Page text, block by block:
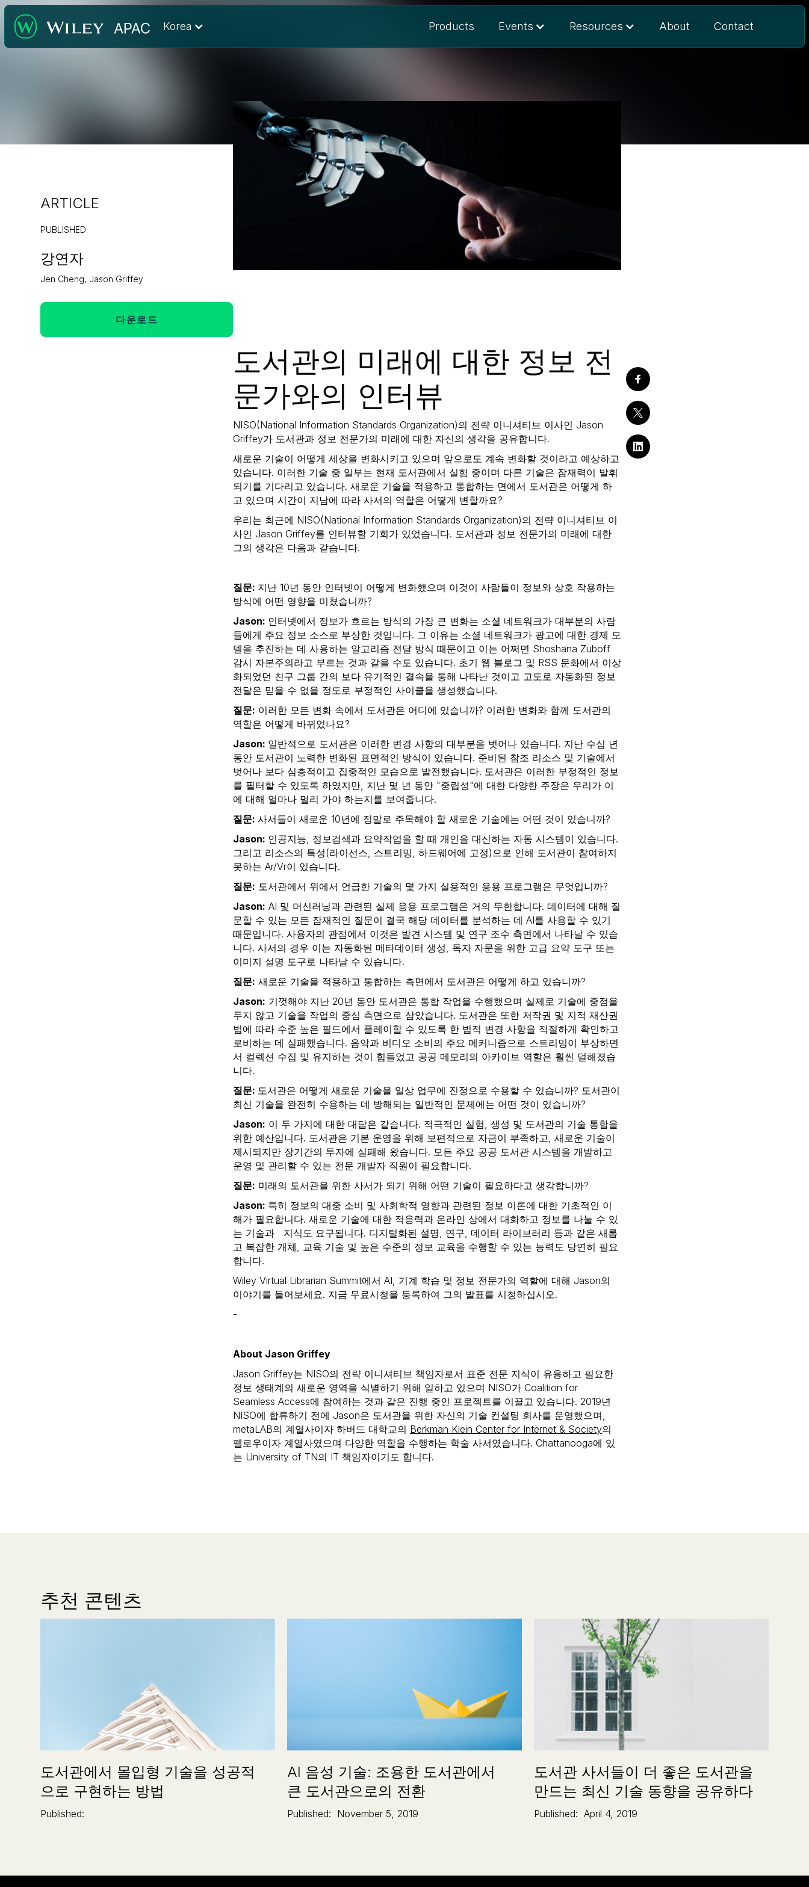
Korea Products Events Resources About Contact
ARTICLE
PUBLISHED:
강연자
Jen Cheng, Jason Griffey
다운로드
도서관의 미래에 대한 정보 전
문가와의 인터뷰
NISO(National Information Standards Organization)의 전략 이니셔티브 이사인 Jason
Griffey가 도서관과 정보 전문가의 미래에 대한 자신의 생각을 공유합니다.
새로운 기술이 어떻게 세상을 변화시키고 있으며 앞으로도 계속 변화할 것이라고 예상하고
있습니다. 이러한 기술 중 일부는 현재 도서관에서 실험 중이며 다른 기술은 잠재력이 발휘
되기를 기다리고 있습니다. 새로운 기술을 적용하고 통합하는 면에서 도서관은 어떻게 하
고 있으며 시간이 지남에 따라 사서의 역할은 어떻게 변할까요?
우리는 최근에 NISO(National Information Standards Organization)의 전략 이니셔티브 이
사인 Jason Griffey를 인터뷰할 기회가 있었습니다. 도서관과 정보 전문가의 미래에 대한
그의 생각은 다음과 같습니다.
질문: 지난 10년 동안 인터넷이 어떻게 변화했으며 이것이 사람들이 정보와 상호 작용하는
방식에 어떤 영향을 미쳤습니까?
Jason: 인터넷에서 정보가 흐르는 방식의 가장 큰 변화는 소셜 네트워크가 대부분의 사람
들에게 주요 정보 소스로 부상한 것입니다. 그 이유는 소셜 네트워크가 광고에 대한 경제 모
델을 추진하는 데 사용하는 알고리즘 전달 방식 때문이고 이는 어쩌면 Shoshana Zuboff
감시 자본주의라고 부르는 것과 같을 수도 있습니다. 초기 웹 블로그 및 RSS 문화에서 이상
화되었던 친구 그룹 간의 보다 유기적인 결속을 통해 나타난 것이고 고도로 자동화된 정보
전달은 믿을 수 없을 정도로 부정적인 사이클을 생성했습니다.
질문: 이러한 모든 변화 속에서 도서관은 어디에 있습니까? 이러한 변화와 함께 도서관의
역할은 어떻게 바뀌었나요?
Jason: 일반적으로 도서관은 이러한 변경 사항의 대부분을 벗어나 있습니다. 지난 수십 년
동안 도서관이 노력한 변화된 표면적인 방식이 있습니다. 준비된 참조 리소스 및 기술에서
벗어나 보다 심층적이고 집중적인 모습으로 발전했습니다. 도서관은 이러한 부정적인 정보
를 필터할 수 있도록 하였지만, 지난 몇 년 동안 "중립성"에 대한 다양한 주장은 우리가 이
에 대해 얼마나 멀리 가야 하는지를 보여줍니다.
질문:사서들이 새로운 10년에 정말로 주목해야 할 새로운 기술에는 어떤 것이 있습니까?
Jason: 인공지능, 정보검색과 요약작업을 할 때 개인을 대신하는 자동 시스템이 있습니다.
그리고 리소스의 특성(라이선스, 스트리밍, 하드웨어에 고정)으로 인해 도서관이 참여하지
못하는 Ar/Vr이 있습니다.
질문: 도서관에서 위에서 언급한 기술의 몇 가지 실용적인 응용 프로그램은 무엇입니까?
Jason: AI 및 머신러닝과 관련된 실제 응용 프로그램은 거의 무한합니다. 데이터에 대해 질
문할 수 있는 모든 잠재적인 질문이 결국 해당 데이터를 분석하는 데 AI를 사용할 수 있기
때문입니다. 사용자의 관점에서 이것은 발견 시스템 및 연구 조수 측면에서 나타날 수 있습
니다. 사서의 경우 이는 자동화된 메타데이터 생성, 독자 자문을 위한 고급 요약 도구 또는
이미지 설명 도구로 나타날 수 있습니다.
질문: 새로운 기술을 적용하고 통합하는 측면에서 도서관은 어떻게 하고 있습니까?
Jason: 기껏해야 지난 20년 동안 도서관은 통합 작업을 수행했으며 실제로 기술에 중점을
두지 않고 기술을 작업의 중심 측면으로 삼았습니다. 도서관은 또한 저작권 및 지적 재산권
법에 따라 수준 높은 필드에서 플레이할 수 있도록 한 법적 변경 사항을 적절하게 확인하고
로비하는 데 실패했습니다. 음악과 비디오 소비의 주요 메커니즘으로 스트리밍이 부상하면
서 컬렉션 수집 및 유지하는 것이 힘들었고 공공 메모리의 아카이브 역할은 훨씬 덜해졌습
니다.
질문: 도서관은 어떻게 새로운 기술을 일상 업무에 진정으로 수용할 수 있습니까? 도서관이
최신 기술을 완전히 수용하는 데 방해되는 일반적인 문제에는 어떤 것이 있습니까?
Jason: 이 두 가지에 대한 대답은 같습니다. 적극적인 실험, 생성 및 도서관의 기술 통합을
위한 예산입니다. 도서관은 기본 운영을 위해 보편적으로 자금이 부족하고, 새로운 기술이
제시되지만 장기간의 투자에 실패해 왔습니다. 모든 주요 공공 도서관 시스템을 개발하고
운영 및 관리할 수 있는 전문 개발자 직원이 필요합니다.
질문: 미래의 도서관을 위한 사서가 되기 위해 어떤 기술이 필요하다고 생각합니까?
Jason: 특히 정보의 대중 소비 및 사회학적 영향과 관련된 정보 이론에 대한 기초적인 이
해가 필요합니다. 새로운 기술에 대한 적응력과 온라인 상에서 대화하고 정보를 나눌 수 있
는 기술과 지식도 요구됩니다. 디지털화된 설명, 연구, 데이터 라이브러리 등과 같은 새롭
고 복잡한 개체, 교육 기술 및 높은 수준의 정보 교육을 수행할 수 있는 능력도 당연히 필요
합니다.
Wiley Virtual Librarian Summit에서 AI, 기계 학습 및 정보 전문가의 역할에 대해 Jason의
이야기를 들어보세요. 지금 무료시청을 등록하여 그의 발표를 시청하십시오.
-
About Jason Griffey
Jason Griffey는 NISO의 전략 이니셔티브 책임자로서 표준 전문 지식이 유용하고 필요한
정보 생태계의 새로운 영역을 식별하기 위해 일하고 있으며 NISO가 Coalition for
Seamless Access에 참여하는 것과 같은 진행 중인 프로젝트를 이끌고 있습니다. 2019년
NISO에 합류하기 전에 Jason은 도서관을 위한 자신의 기술 컨설팅 회사를 운영했으며,
metaLAB의 계열사이자 하버드 대학교의 Berkman Klein Center for Internet & Society의
펠로우이자 계열사였으며 다양한 역할을 수행하는 학술 사서였습니다. Chattanooga에 있
는 University of TN의 IT 책임자이기도 합니다.
추천 콘텐츠
도서관에서 몰입형 기술을 성공적
으로 구현하는 방법
Published:
AI 음성 기술: 조용한 도서관에서
큰 도서관으로의 전환
Published: November 5, 2019
도서관 사서들이 더 좋은 도서관을
만드는 최신 기술 동향을 공유하다
Published: April 4, 2019